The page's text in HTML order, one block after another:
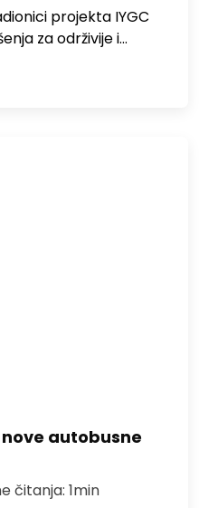
projekta IYGC
za održivije i…
autobusne
čitanja: 1min